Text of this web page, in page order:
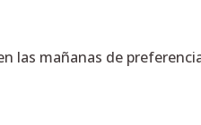
las mañanas de